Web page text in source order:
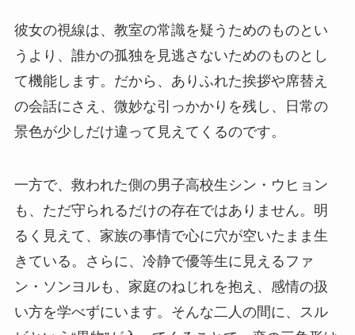
彼女の視線は、教室の常識を疑うためのものとい
うより、誰かの孤独を見逃さないためのものとし
て機能します。だから、ありふれた挨拶や席替え
の会話にさえ、微妙な引っかかりを残し、日常の
景色が少しだけ違って見えてくるのです。
一方で、救われた側の男子高校生シン・ウヒョン
も、ただ守られるだけの存在ではありません。明
るく見えて、家族の事情で心に穴が空いたまま生
きている。さらに、冷静で優等生に見えるファ
ン・ソンヨルも、家庭のねじれを抱え、感情の扱
い方を学べずにいます。そんな二人の間に、スル